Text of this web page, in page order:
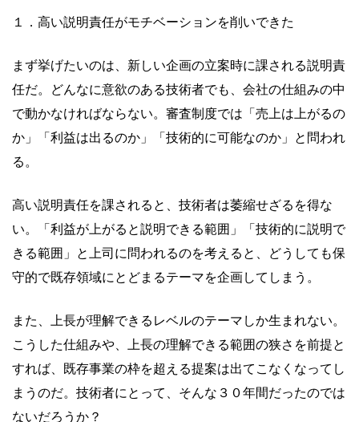
１．高い説明責任がモチベーションを削いできた
まず挙げたいのは、新しい企画の立案時に課される説明責
任だ。どんなに意欲のある技術者でも、会社の仕組みの中
で動かなければならない。審査制度では「売上は上がるの
か」「利益は出るのか」「技術的に可能なのか」と問われ
る。
高い説明責任を課されると、技術者は萎縮せざるを得な
い。「利益が上がると説明できる範囲」「技術的に説明で
きる範囲」と上司に問われるのを考えると、どうしても保
守的で既存領域にとどまるテーマを企画してしまう。
また、上長が理解できるレベルのテーマしか生まれない。
こうした仕組みや、上長の理解できる範囲の狭さを前提と
すれば、既存事業の枠を超える提案は出てこなくなってし
まうのだ。技術者にとって、そんな３０年間だったのでは
ないだろうか？